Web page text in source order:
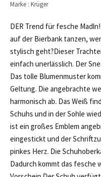
Marke : Krüger
DER Trend für fesche
auf der Bierbank tanzen,
stylisch geht?Dieser
einfach unerlässlich. Der
Das tolle Blumenmuster
Geltung. Die angebrachte
harmonisch ab. Das Weiß
Schuhs und in der Sohle
ist ein großes Emblem
eingestickt und der
pinkes Herz. Die
Dadurch kommt das